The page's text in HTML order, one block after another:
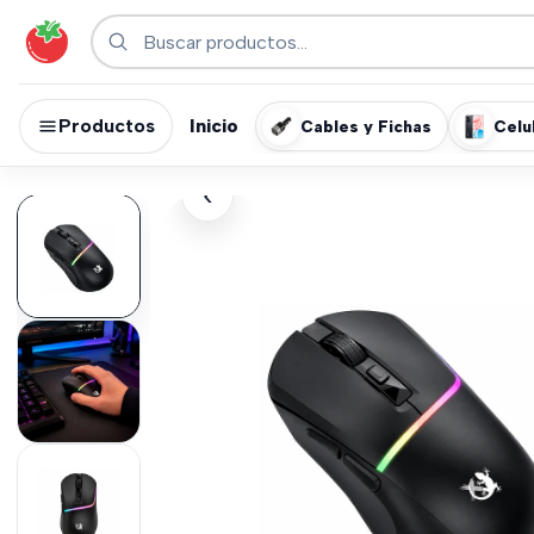
Productos Inicio Cables y Fichas
‹
›